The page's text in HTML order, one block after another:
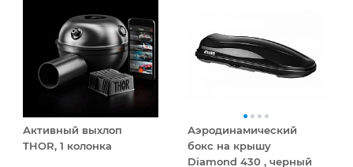
Активный выхлоп
THOR, 1 колонка
Аэродинамический
бокс на крышу
Diamond 430 , черный